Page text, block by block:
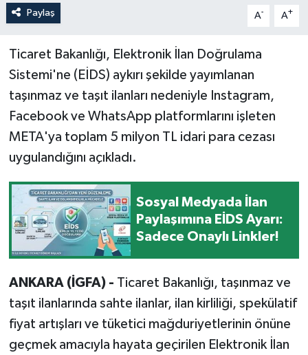
Paylaş A- A+
Ticaret Bakanlığı, Elektronik İlan Doğrulama
Sistemi'ne (EİDS) aykırı şekilde yayımlanan
taşınmaz ve taşıt ilanları nedeniyle Instagram,
Facebook ve WhatsApp platformlarını işleten
META'ya toplam 5 milyon TL idari para cezası
uygulandığını açıkladı.
Sosyal Medyada İlan
Paylaşımına EİDS Ayarı:
Sadece Onaylı Linkler!
ANKARA (İGFA) - Ticaret Bakanlığı, taşınmaz ve
taşıt ilanlarında sahte ilanlar, ilan kirliliği, spekülatif
fiyat artışları ve tüketici mağduriyetlerinin önüne
geçmek amacıyla hayata geçirilen Elektronik İlan